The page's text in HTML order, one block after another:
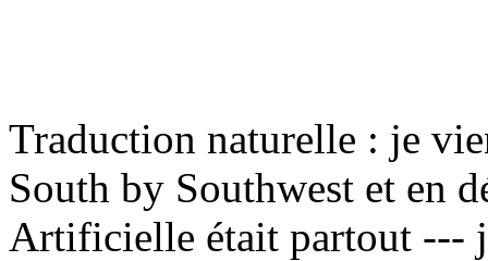
Traduction naturelle : je
South by Southwest et en
Artificielle était partout ---